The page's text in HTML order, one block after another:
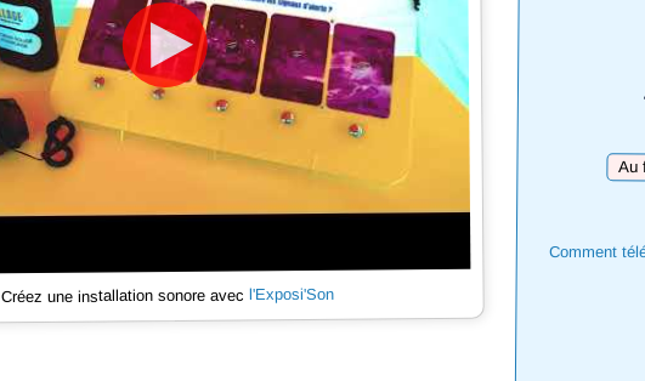
Comment
Créez une installation sonore avec l'Exposi'Son